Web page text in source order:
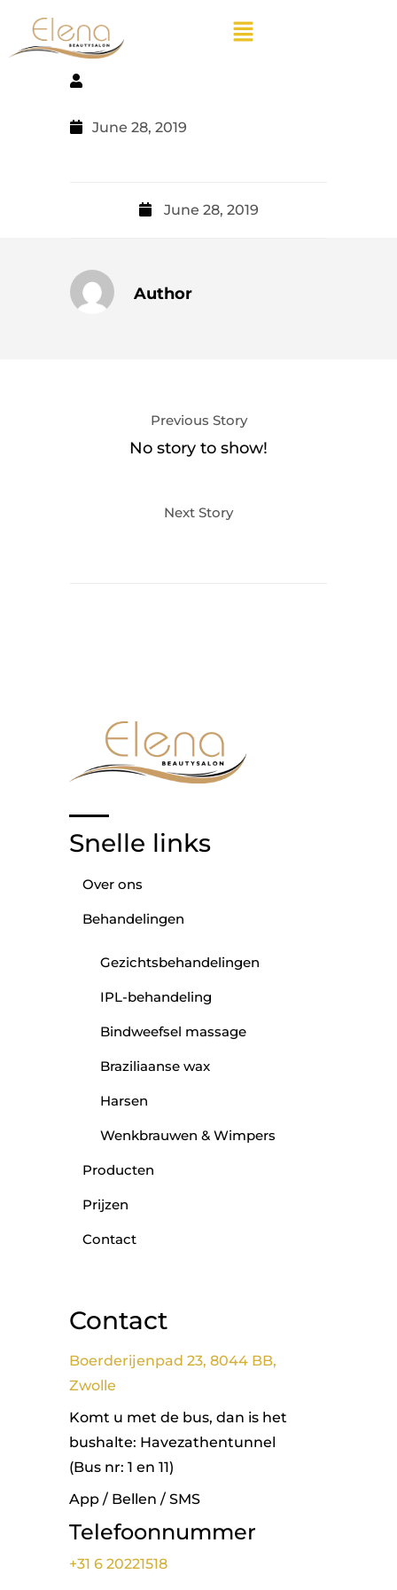
June 28, 2019
June 28, 2019
Author
Previous Story
No story to show!
Next Story
Snelle links
Over ons
Behandelingen
Gezichtsbehandelingen
IPL-behandeling
Bindweefsel massage
Braziliaanse wax
Harsen
Wenkbrauwen & Wimpers
Producten
Prijzen
Contact
Contact
Boerderijenpad 23, 8044 BB,
Zwolle
Komt u met de bus, dan is het
bushalte: Havezathentunnel
(Bus nr: 1 en 11)
App / Bellen / SMS
Telefoonnummer
+31 6 20221518